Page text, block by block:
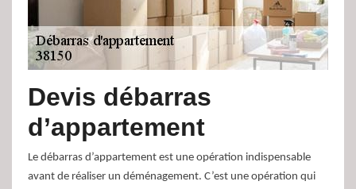
Devis débarras
d’appartement
Le débarras d’appartement est une opération indispensable
avant de réaliser un déménagement. C’est une opération qui